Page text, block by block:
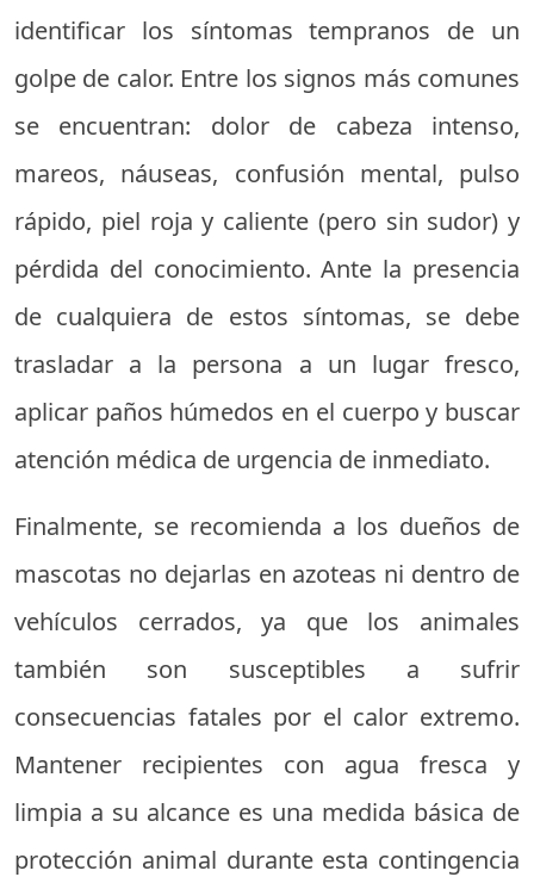
identificar los síntomas tempranos de un
golpe de calor. Entre los signos más comunes
se encuentran: dolor de cabeza intenso,
mareos, náuseas, confusión mental, pulso
rápido, piel roja y caliente (pero sin sudor) y
pérdida del conocimiento. Ante la presencia
de cualquiera de estos síntomas, se debe
trasladar a la persona a un lugar fresco,
aplicar paños húmedos en el cuerpo y buscar
atención médica de urgencia de inmediato.
Finalmente, se recomienda a los dueños de
mascotas no dejarlas en azoteas ni dentro de
vehículos cerrados, ya que los animales
también son susceptibles a sufrir
consecuencias fatales por el calor extremo.
Mantener recipientes con agua fresca y
limpia a su alcance es una medida básica de
protección animal durante esta contingencia